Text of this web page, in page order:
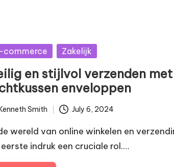
commerce Zakelijk
en stijlvol verzenden met
enveloppen
Kenneth Smith July 6, 2024
wereld van online winkelen en
indruk een cruciale rol.…